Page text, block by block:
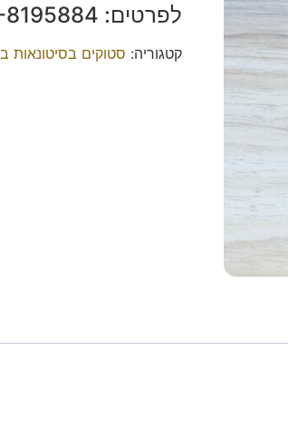
לפרטים: 054-8195884 יוסי.
קטגוריה: סטוקים בסיטונאות